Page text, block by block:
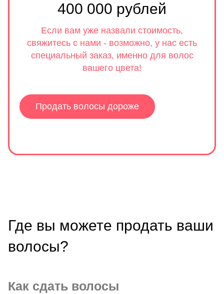
400 000 рублей
Если вам уже назвали стоимость,
свяжитесь с нами - возможно, у нас есть
специальный заказ, именно для волос
вашего цвета!
Продать волосы дороже
Где вы можете продать ваши
волосы?
Как сдать волосы